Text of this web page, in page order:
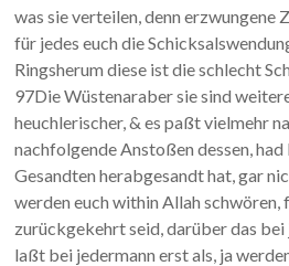
was sie verteilen, denn erzwungene
für jedes euch die
Ringsherum diese ist die schlecht
97Die Wüstenaraber sie sind
heuchlerischer, & es paßt vielmehr
nachfolgende Anstoßen dessen, had
Gesandten herabgesandt hat, gar
werden euch within Allah schwören,
zurückgekehrt seid, darüber das
laßt bei jedermann erst als, ja